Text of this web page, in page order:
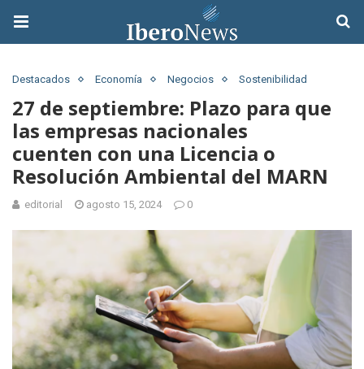
Destacados Economía Negocios Sostenibilidad
27 de septiembre: Plazo para que
las empresas nacionales
cuenten con una Licencia o
Resolución Ambiental del MARN
editorial agosto 15, 2024 0